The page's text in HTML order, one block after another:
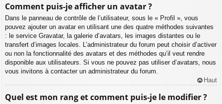
Comment puis-je afficher un avatar ?
Dans le panneau de contrôle de l’utilisateur, sous le « Profil », vous
pouvez ajouter un avatar en utilisant une des quatre méthodes suivantes
: le service Gravatar, la galerie d’avatars, les images distantes ou le
transfert d’images locales. L’administrateur du forum peut choisir d’activer
ou non la fonctionnalité des avatars et des méthodes qu’il veut rendre
disponible aux utilisateurs. Si vous ne pouvez pas utiliser d’avatars, nous
vous invitons à contacter un administrateur du forum.
Haut
Quel est mon rang et comment puis-je le modifier ?